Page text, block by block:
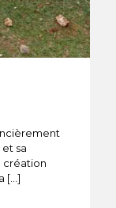
et sa
création
[…]